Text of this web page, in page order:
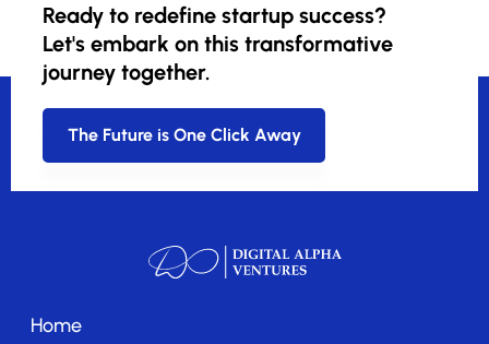
Ready to redefine startup success?
Let's embark on this transformative
journey together.
The Future is One Click Away
Home